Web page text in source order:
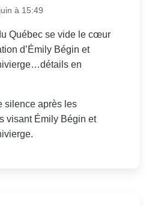
à 15:49
Québec se vide le cœur
d’Émily Bégin et
en
silence après les
visant Émily Bégin et